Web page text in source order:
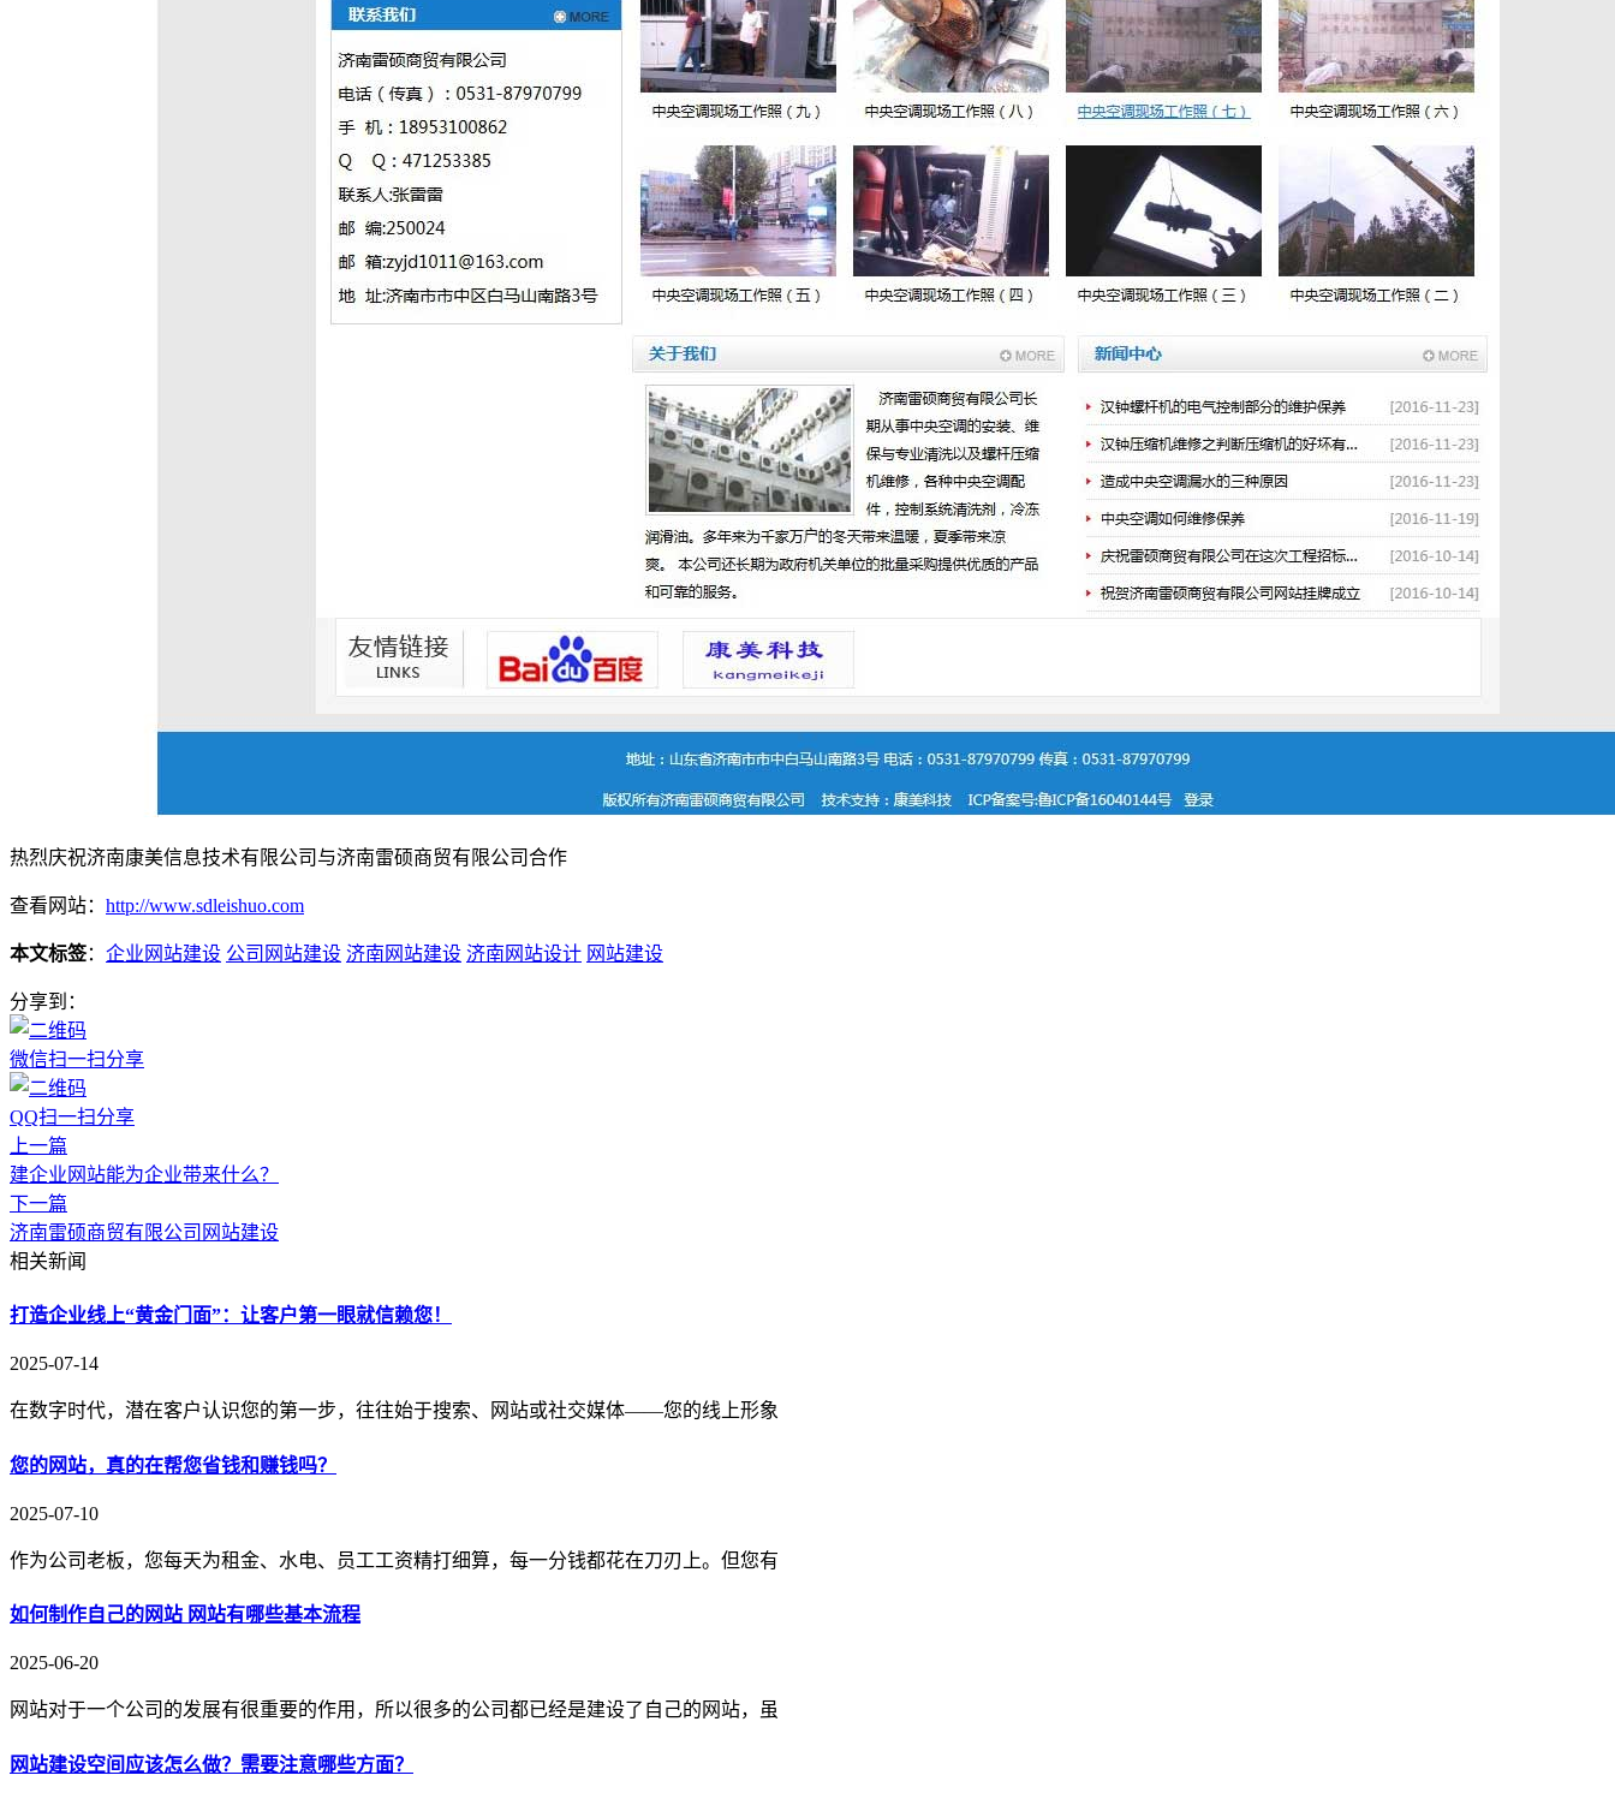
热烈庆祝济南康美信息技术有限公司与济南雷硕商贸有限公司合作
查看网站： http://www.sdleishuo.com
本文标签： 企业网站建设 公司网站建设 济南网站建设 济南网站设计 网站建设
分享到：
微信扫一扫分享
QQ扫一扫分享
上一篇
建企业网站能为企业带来什么？
下一篇
济南雷硕商贸有限公司网站建设
相关新闻
打造企业线上“黄金门面”：让客户第一眼就信赖您！
2025-07-14
在数字时代，潜在客户认识您的第一步，往往始于搜索、网站或社交媒体——您的线上形象
您的网站，真的在帮您省钱和赚钱吗？
2025-07-10
作为公司老板，您每天为租金、水电、员工工资精打细算，每一分钱都花在刀刃上。但您有
如何制作自己的网站 网站有哪些基本流程
2025-06-20
网站对于一个公司的发展有很重要的作用，所以很多的公司都已经是建设了自己的网站，虽
网站建设空间应该怎么做？需要注意哪些方面？